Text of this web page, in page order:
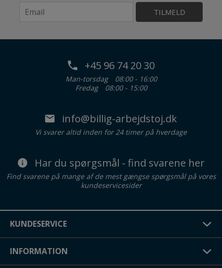
TILMELD
+45 96 74 20 30
Man-torsdag
08:00 - 16:00
Fredag
08:00 - 15:00
info@billig-arbejdstoj.dk
Vi svarer altid inden for 24 timer på hverdage
Har du spørgsmål - find svarene her
Find svarene på mange af de mest gængse spørgsmål på vores
kundeservicesider
KUNDESERVICE
INFORMATION